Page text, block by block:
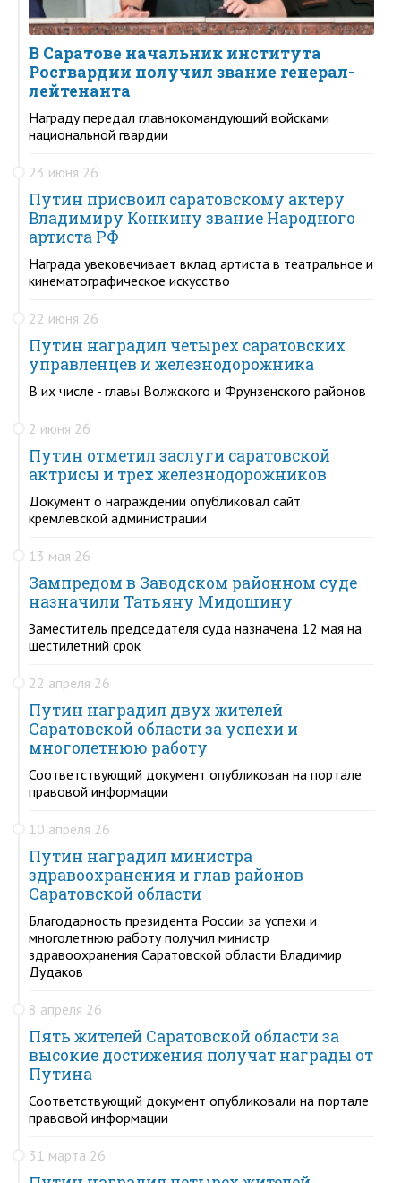
В Саратове начальник института
Росгвардии получил звание генерал-
лейтенанта
Награду передал главнокомандующий войсками
национальной гвардии
23 июня 26
Путин присвоил саратовскому актеру
Владимиру Конкину звание Народного
артиста РФ
Награда увековечивает вклад артиста в театральное и
кинематографическое искусство
22 июня 26
Путин наградил четырех саратовских
управленцев и железнодорожника
В их числе - главы Волжского и Фрунзенского районов
2 июня 26
Путин отметил заслуги саратовской
актрисы и трех железнодорожников
Документ о награждении опубликовал сайт
кремлевской администрации
13 мая 26
Зампредом в Заводском районном суде
назначили Татьяну Мидошину
Заместитель председателя суда назначена 12 мая на
шестилетний срок
22 апреля 26
Путин наградил двух жителей
Саратовской области за успехи и
многолетнюю работу
Соответствующий документ опубликован на портале
правовой информации
10 апреля 26
Путин наградил министра
здравоохранения и глав районов
Саратовской области
Благодарность президента России за успехи и
многолетнюю работу получил министр
здравоохранения Саратовской области Владимир
Дудаков
8 апреля 26
Пять жителей Саратовской области за
высокие достижения получат награды от
Путина
Соответствующий документ опубликовали на портале
правовой информации
31 марта 26